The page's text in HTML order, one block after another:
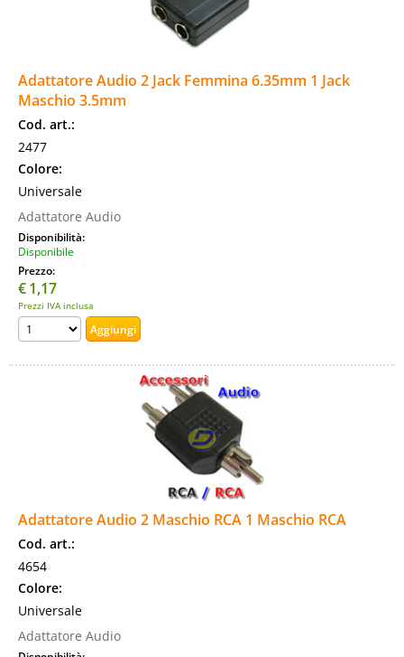
Adattatore Audio 2 Jack Femmina 6.35mm 1 Jack
Maschio 3.5mm
Cod. art.:
2477
Colore:
Universale
Adattatore Audio
Disponibilità:
Disponibile
Prezzo:
€1,17
Prezzi IVA inclusa
Adattatore Audio 2 Maschio RCA 1 Maschio RCA
Cod. art.:
4654
Colore:
Universale
Adattatore Audio